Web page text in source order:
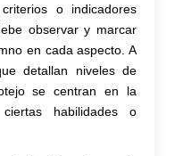
o indicadores
observar y marcar
en cada aspecto. A
detallan niveles de
se centran en la
habilidades o